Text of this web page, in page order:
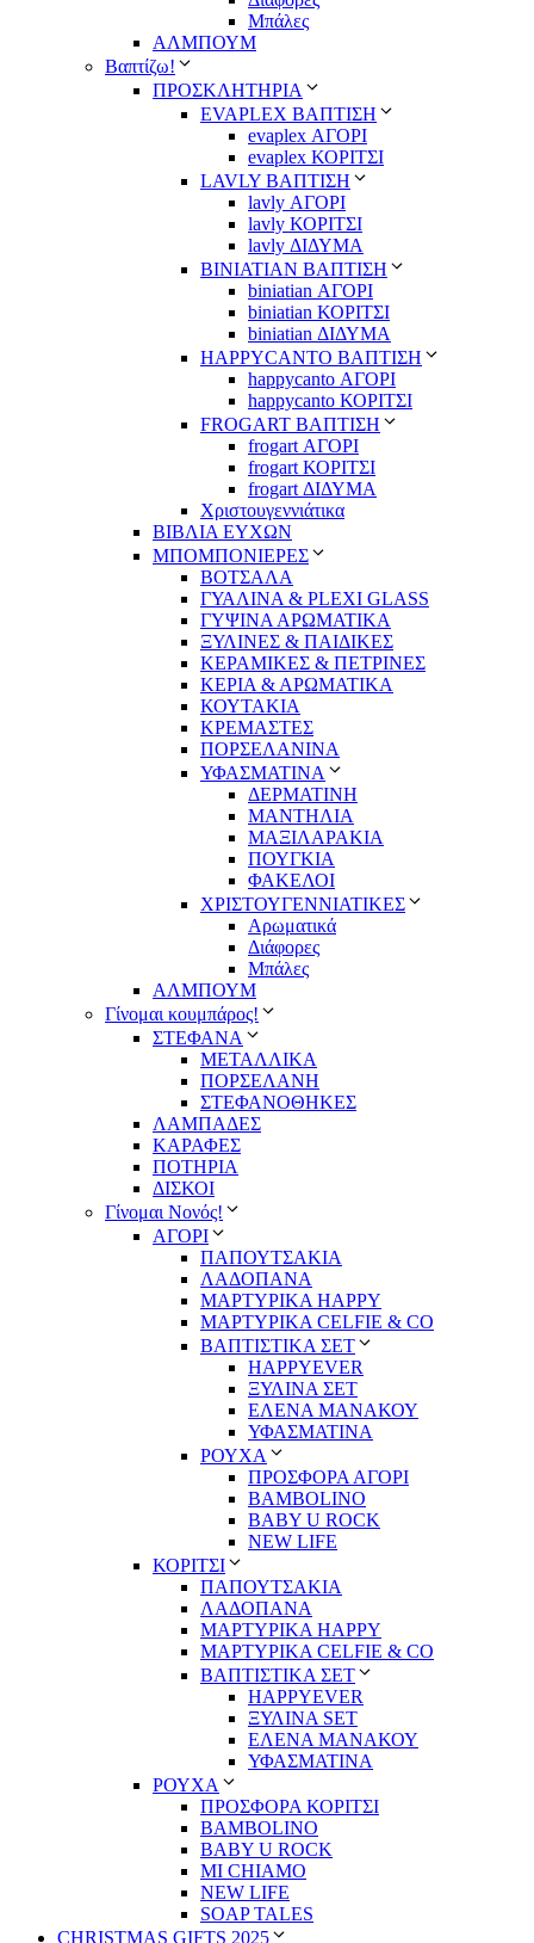
Μπάλες
ΑΛΜΠΟΥΜ
Βαπτίζω!
ΠΡΟΣΚΛΗΤΗΡΙΑ
EVAPLEX ΒΑΠΤΙΣΗ
evaplex ΑΓΟΡΙ
evaplex ΚΟΡΙΤΣΙ
LAVLY ΒΑΠΤΙΣΗ
lavly ΑΓΟΡΙ
lavly ΚΟΡΙΤΣΙ
lavly ΔΙΔΥΜΑ
ΒΙΝΙΑΤΙΑΝ ΒΑΠΤΙΣΗ
biniatian ΑΓΟΡΙ
biniatian ΚΟΡΙΤΣΙ
biniatian ΔΙΔΥΜΑ
HAPPYCANTO ΒΑΠΤΙΣΗ
happycanto ΑΓΟΡΙ
happycanto ΚΟΡΙΤΣΙ
FROGART ΒΑΠΤΙΣΗ
frogart ΑΓΟΡΙ
frogart ΚΟΡΙΤΣΙ
frogart ΔΙΔΥΜΑ
Χριστουγεννιάτικα
ΒΙΒΛΙΑ ΕΥΧΩΝ
ΜΠΟΜΠΟΝΙΕΡΕΣ
ΒΟΤΣΑΛΑ
ΓΥΑΛΙΝΑ & PLEXI GLASS
ΓΥΨΙΝΑ ΑΡΩΜΑΤΙΚΑ
ΞΥΛΙΝΕΣ & ΠΑΙΔΙΚΕΣ
ΚΕΡΑΜΙΚΕΣ & ΠΕΤΡΙΝΕΣ
ΚΕΡΙΑ & ΑΡΩΜΑΤΙΚΑ
ΚΟΥΤΑΚΙΑ
ΚΡΕΜΑΣΤΕΣ
ΠΟΡΣΕΛΑΝΙΝΑ
ΥΦΑΣΜΑΤΙΝA
ΔΕΡΜΑΤΙΝΗ
ΜΑΝΤΗΛΙΑ
ΜΑΞΙΛΑΡΑΚΙΑ
ΠΟΥΓΚΙΑ
ΦΑΚΕΛΟΙ
ΧΡΙΣΤΟΥΓΕΝΝΙΑΤΙΚΕΣ
Αρωματικά
Διάφορες
Μπάλες
ΑΛΜΠΟΥΜ
Γίνομαι κουμπάρος!
ΣΤΕΦΑΝΑ
ΜΕΤΑΛΛΙΚΑ
ΠΟΡΣΕΛΑΝΗ
ΣΤΕΦΑΝΟΘΗΚΕΣ
ΛΑΜΠΑΔΕΣ
ΚΑΡΑΦΕΣ
ΠΟΤΗΡΙΑ
ΔΙΣΚΟΙ
Γίνομαι Νονός!
ΑΓΟΡΙ
ΠΑΠΟΥΤΣΑΚΙΑ
ΛΑΔΟΠΑΝΑ
ΜΑΡΤΥΡΙΚΑ HAPPY
ΜΑΡΤΥΡΙΚΑ CELFIE & CO
ΒΑΠΤΙΣΤΙΚΑ ΣΕΤ
HAPPYEVER
ΞΥΛΙΝΑ ΣΕΤ
ΕΛΕΝΑ ΜΑΝΑΚΟΥ
ΥΦΑΣΜΑΤΙΝΑ
ΡΟΥΧΑ
ΠΡΟΣΦΟΡΑ ΑΓΟΡΙ
BAMBOLINO
BABY U ROCK
NEW LIFE
ΚΟΡΙΤΣΙ
ΠΑΠΟΥΤΣΑΚΙΑ
ΛΑΔΟΠΑΝΑ
ΜΑΡΤΥΡΙΚΑ HAPPY
ΜΑΡΤΥΡΙΚΑ CELFIE & CO
ΒΑΠΤΙΣΤΙΚΑ ΣΕΤ
HAPPYEVER
ΞΥΛΙΝΑ SET
ΕΛΕΝΑ ΜΑΝΑΚΟΥ
ΥΦΑΣΜΑΤΙΝΑ
ΡΟΥΧΑ
ΠΡΟΣΦΟΡΑ ΚΟΡΙΤΣΙ
BAMBOLINO
BABY U ROCK
MI CHIAMO
NEW LIFE
SOAP TALES
CHRISTMAS GIFTS 2025